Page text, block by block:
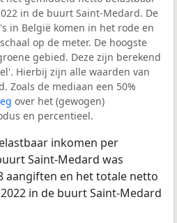
in de buurt Saint-Medard. De
in België komen in het rode en
op de meter. De hoogste
gebied. Deze zijn berekend
Hierbij zijn alle waarden van
Zoals de mediaan een 50%
over het (gewogen)
en percentieel.
inkomen per
Saint-Medard was
aangiften en het totale netto
in de buurt Saint-Medard